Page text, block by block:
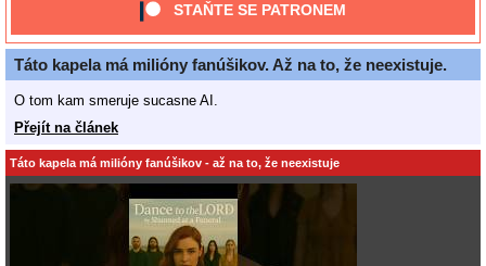
STAŇTE SE PATRONEM
Táto kapela má milióny fanúšikov. Až na to, že neexistuje.
O tom kam smeruje sucasne AI.
Přejít na článek
Táto kapela má milióny fanúšikov - až na to, že neexistuje